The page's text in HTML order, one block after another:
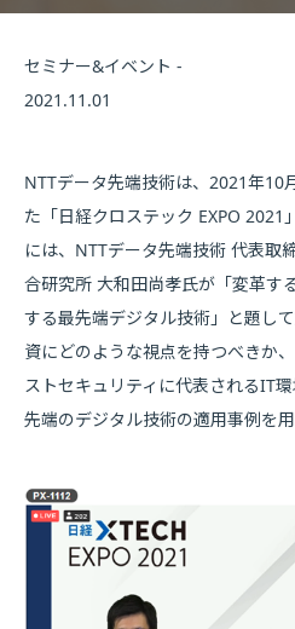
セミナー&イベント -
2021.11.01
NTTデータ先端技術は、2021年10
た「日経クロステック EXPO 2021
には、NTTデータ先端技術 代表取
合研究所 大和田尚孝氏が「変革す
する最先端デジタル技術」と題し
資にどのような視点を持つべきか
ストセキュリティに代表されるIT
先端のデジタル技術の適用事例を